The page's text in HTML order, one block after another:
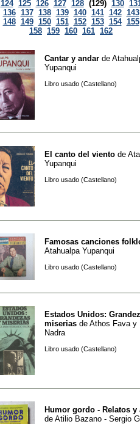
124 125 126 127 128 (129) 130
136 137 138 139 140 141 142 143
148 149 150 151 152 153 154 155
158 159 160 161 162
Cantar y andar de
Yupanqui
Libro usado (Castellano)
El canto del viento de
Yupanqui
Libro usado (Castellano)
Famosas canciones
Atahualpa Yupanqui
Libro usado (Castellano)
Estados Unidos:
miserias de Athos Fava y
Nadra
Libro usado (Castellano)
Humor gordo - Relatos y
de Atilio Bazano - Sergio